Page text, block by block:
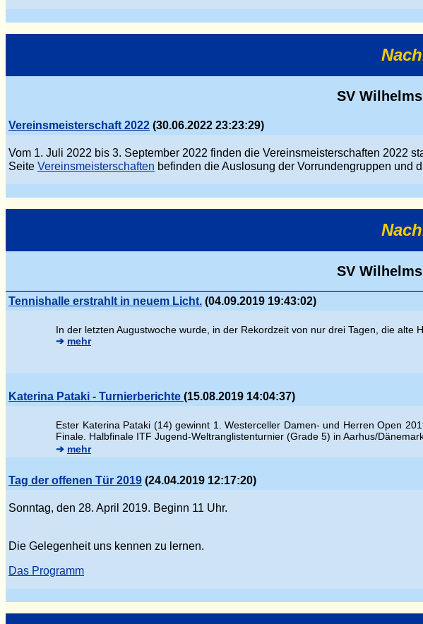
SV
Vereinsmeisterschaft 2022 (30.06.2022 23:23:29)
Vom 1. Juli 2022 bis 3. September 2022 finden die Vereinsmeisterschaften 2022
Seite Vereinsmeisterschaften befinden die Auslosung der Vorrundengruppen und
SV
Tennishalle erstrahlt in neuem Licht. (04.09.2019 19:43:02)
In der letzten Augustwoche wurde, in der Rekordzeit von nur drei Tagen, die
➔ mehr
Katerina Pataki - Turnierberichte (15.08.2019 14:04:37)
Ester Katerina Pataki (14) gewinnt 1. Westerceller Damen- und Herren Open
Finale. Halbfinale ITF Jugend-Weltranglistenturnier (Grade 5) in Aarhus/
➔ mehr
Tag der offenen Tür 2019 (24.04.2019 12:17:20)
Sonntag, den 28. April 2019. Beginn 11 Uhr.
Die Gelegenheit uns kennen zu lernen.
Das Programm